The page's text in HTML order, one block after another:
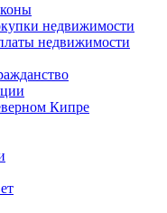
недвижимости
недвижимости
Кипре